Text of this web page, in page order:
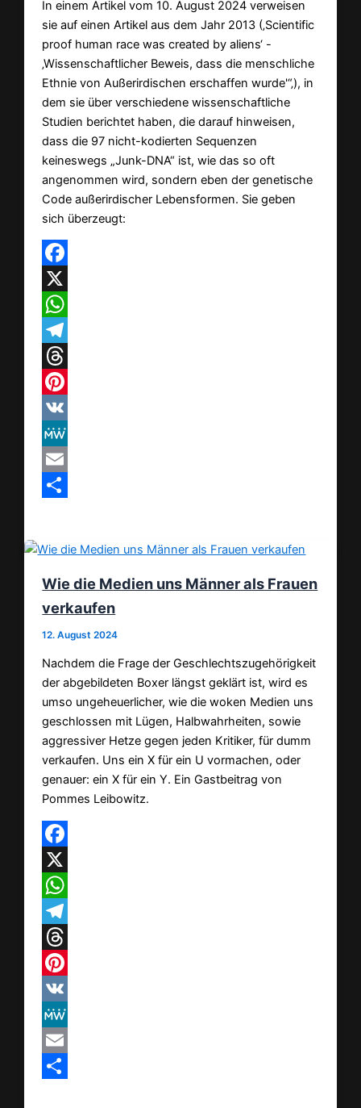
In einem Artikel vom 10. August 2024 verweisen
sie auf einen Artikel aus dem Jahr 2013 (‚Scientific
proof human race was created by aliens‘ -
‚Wissenschaftlicher Beweis, dass die menschliche
Ethnie von Außerirdischen erschaffen wurde'“‚), in
dem sie über verschiedene wissenschaftliche
Studien berichtet haben, die darauf hinweisen,
dass die 97 nicht-kodierten Sequenzen
keineswegs „Junk-DNA“ ist, wie das so oft
angenommen wird, sondern eben der genetische
Code außerirdischer Lebensformen. Sie geben
sich überzeugt:
Facebook
X
WhatsApp
Telegram
Threads
Pinterest
VK
MeWe
Email
Wie die Medien uns Männer als Frauen
verkaufen
12. August 2024
Nachdem die Frage der Geschlechtszugehörigkeit
der abgebildeten Boxer längst geklärt ist, wird es
umso ungeheuerlicher, wie die woken Medien uns
geschlossen mit Lügen, Halbwahrheiten, sowie
aggressiver Hetze gegen jeden Kritiker, für dumm
verkaufen. Uns ein X für ein U vormachen, oder
genauer: ein X für ein Y. Ein Gastbeitrag von
Pommes Leibowitz.
Facebook
X
WhatsApp
Telegram
Threads
Pinterest
VK
MeWe
Email